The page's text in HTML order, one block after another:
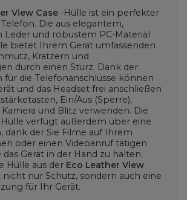
View Case -Hülle ist ein perfekter
Die aus elegantem,
und robustem PC-Material
bietet Ihrem Gerät umfassenden
Kratzern und
durch einen Sturz. Dank der
für die Telefonanschlüsse können
und das Headset frei anschließen
Ein/Aus (Sperre),
und Blitz verwenden. Die
Hülle verfügt außerdem über eine
dank der Sie Filme auf Ihrem
oder einen Videoanruf tätigen
Gerät in der Hand zu halten.
Hülle aus der Eco Leather View
nicht nur Schutz, sondern auch eine
für Ihr Gerät.